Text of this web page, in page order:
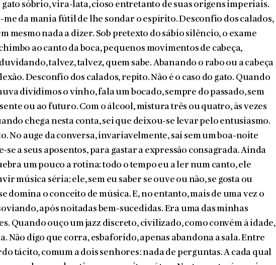
gato sóbrio, vira-lata, cioso entretanto de suas origens imperiais.
da mania fútil de lhe sondar o espírito. Desconfio dos calados,
mesmo nada a dizer. Sob pretexto do sábio silêncio, o exame
ao canto da boca, pequenos movimentos de cabeça,
talvez, talvez, quem sabe. Abanando o rabo ou a cabeça
Desconfio dos calados, repito. Não é o caso do gato. Quando
dividimos o vinho, fala um bocado, sempre do pas­sado, sem
ou ao futuro. Com o álcool, mistura três ou quatro, às vezes
chega nesta conta, sei que deixou-se levar pelo entusiasmo.
No auge da conversa, invariavelmente, sai sem um boa-noite
se a seus aposentos, para gastar a expressão consagrada. Ainda
um pouco a rotina: todo o tempo eu a ler num canto, ele
música séria; ele, sem eu saber se ouve ou não, se gosta ou
domina o conceito de música. E, no entanto, mais de uma vez o
após noi­tadas bem-sucedidas. Era uma das minhas
Quando ouço um jazz discreto, civilizado, como convém à idade,
Não digo que corra, esbaforido, ape­nas abandona a sala. Entre
tácito, comum a dois senhores: nada de perguntas. A cada qual